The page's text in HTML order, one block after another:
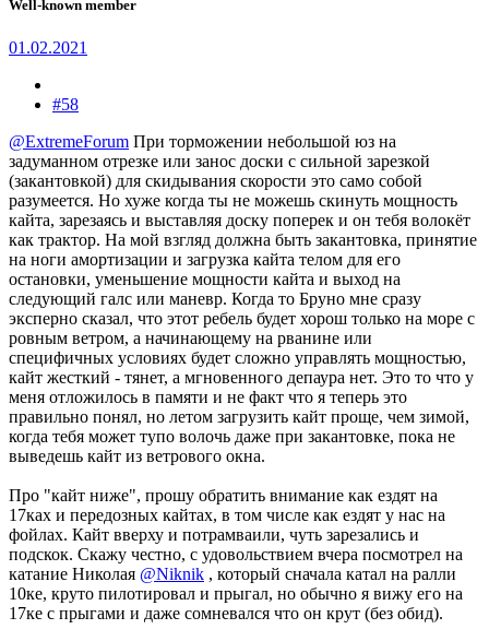
Well-known member
01.02.2021
#58
@ExtremeForum При торможении небольшой юз на
задуманном отрезке или занос доски с сильной зарезкой
(закантовкой) для скидывания скорости это само собой
разумеется. Но хуже когда ты не можешь скинуть мощность
кайта, зарезаясь и выставляя доску поперек и он тебя волокёт
как трактор. На мой взгляд должна быть закантовка, принятие
на ноги амортизации и загрузка кайта телом для его
остановки, уменьшение мощности кайта и выход на
следующий галс или маневр. Когда то Бруно мне сразу
эксперно сказал, что этот ребель будет хорош только на море с
ровным ветром, а начинающему на рванине или
специфичных условиях будет сложно управлять мощностью,
кайт жесткий - тянет, а мгновенного депаура нет. Это то что у
меня отложилось в памяти и не факт что я теперь это
правильно понял, но летом загрузить кайт проще, чем зимой,
когда тебя может тупо волочь даже при закантовке, пока не
выведешь кайт из ветрового окна.
Про "кайт ниже", прошу обратить внимание как ездят на
17ках и передозных кайтах, в том числе как ездят у нас на
фойлах. Кайт вверху и потрамваили, чуть зарезались и
подскок. Скажу честно, с удовольствием вчера посмотрел на
катание Николая @Niknik , который сначала катал на ралли
10ке, круто пилотировал и прыгал, но обычно я вижу его на
17ке с прыгами и даже сомневался что он крут (без обид).